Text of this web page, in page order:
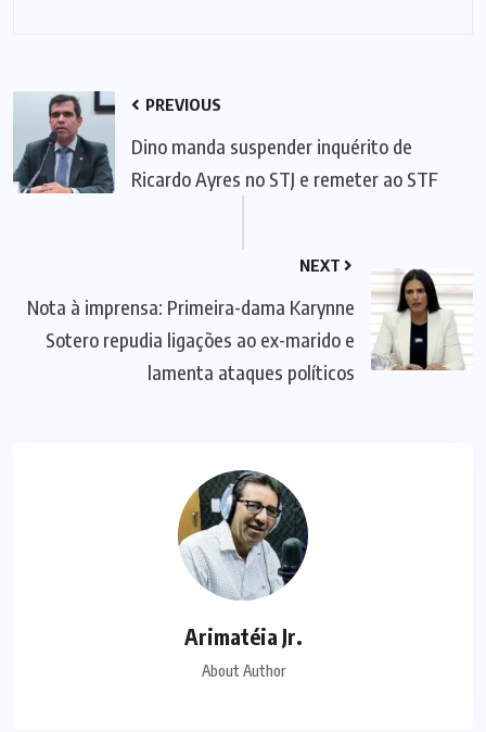
PREVIOUS
Dino manda suspender inquérito de
Ricardo Ayres no STJ e remeter ao STF
NEXT
Nota à imprensa: Primeira-dama Karynne
Sotero repudia ligações ao ex-marido e
lamenta ataques políticos
Arimatéia Jr.
About Author